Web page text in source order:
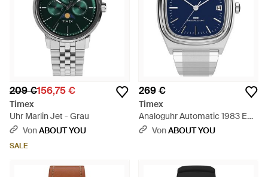
209 €156,75 €
Timex
Uhr Marlin Jet - Grau
VonABOUT YOU
SALE
269 €
Timex
Analoguhr Automatic 1983 E
Line - Blau
VonABOUT YOU